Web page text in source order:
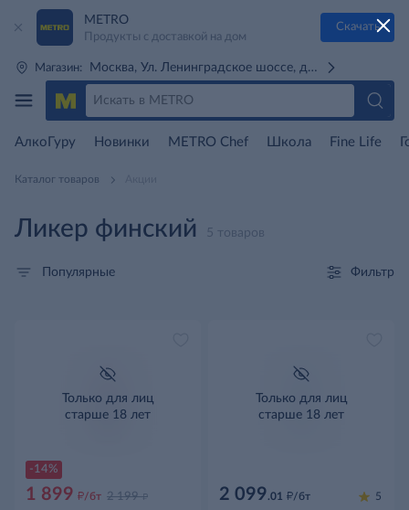
METRO
Продукты с доставкой на дом
Скачать
Магазин: Москва, Ул. Ленинградское шоссе, д. 71Г (м. Речной
АлкоГуру Новинки METRO Chef Школа Fine Life
Каталог товаров
Ликер финский 5 товаров
Популярные Фильтр
-14%
Только для лиц
старше 18 лет
1 899 д/бт 2 199 д
Только для лиц
старше 18 лет
2 099.01 д/бт 5